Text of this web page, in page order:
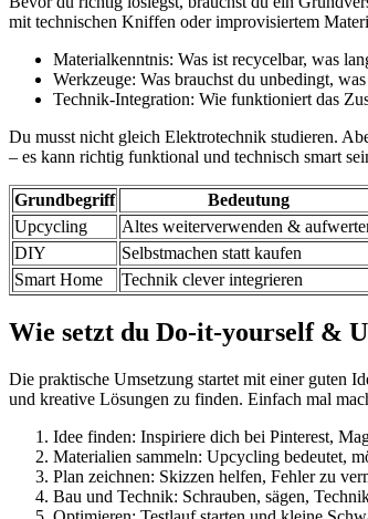
mit technischen Kniffen oder improvisiertem
Materialkenntnis: Was ist recycelbar, was
Werkzeuge: Was brauchst du unbedingt,
Technik-Integration: Wie funktioniert das
Du musst nicht gleich Elektrotechnik studieren.
– es kann richtig funktional und technisch smart
Grundbegriff Bedeutung
Upcycling
Altes weiterverwenden &
DIY
Selbstmachen statt kaufen
Smart Home
Technik clever integrieren
Wie setzt du Do-it-yourself &
Die praktische Umsetzung startet mit einer guten
und kreative Lösungen zu finden. Einfach mal
Idee finden: Inspiriere dich bei Pinterest,
Materialien sammeln: Upcycling bedeutet,
Plan zeichnen: Skizzen helfen, Fehler zu
Bau und Technik: Schrauben, sägen,